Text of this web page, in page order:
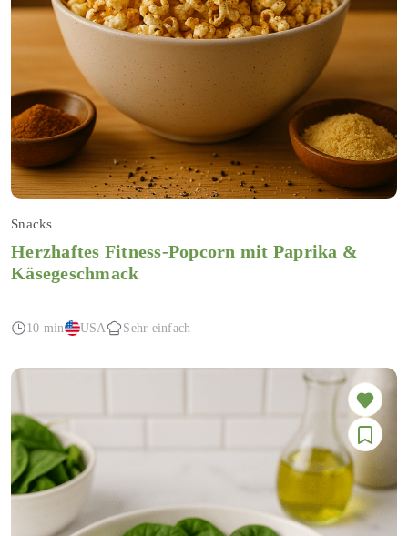
Snacks
Herzhaftes Fitness-Popcorn mit Paprika &
Käsegeschmack
10 min USA Sehr einfach